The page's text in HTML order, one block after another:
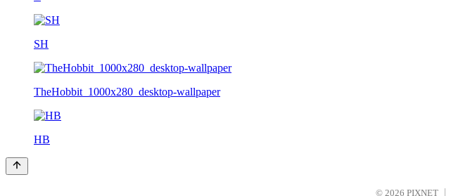
SH
TheHobbit_1000x280_desktop-wallpaper
HB
© 2026 PIXNET